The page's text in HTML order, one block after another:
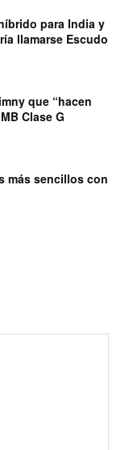
para India y
llamarse Escudo
que “hacen
Clase G
más sencillos con